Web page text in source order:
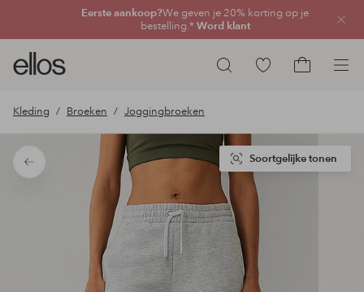
Eerste aankoop?We geven je 20% korting op je
bestelling.* Word klant
Zoeken
Ellos
logo
ga
de
voorpagina
Ga
producten
Kleding Broeken Joggingbroeken
Terug
Soortgelijke tonen